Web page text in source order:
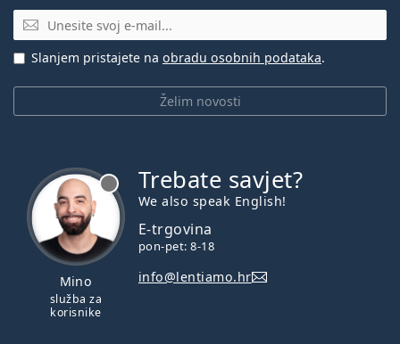
E-mail
Želim novosti
Slanjem pristajete na obradu osobnih podataka.
Mino
služba za
korisnike
Trebate savjet?
We also speak English!
E-trgovina
pon-pet: 8-18
info@lentiamo.hr